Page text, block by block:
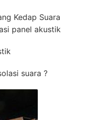
Kedap Suara
panel akustik
suara ?